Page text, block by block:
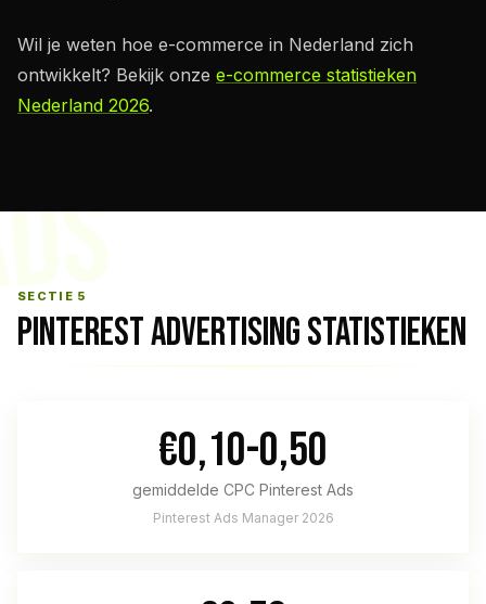
Wil je weten hoe e-commerce in Nederland zich
ontwikkelt? Bekijk onze e-commerce statistieken
Nederland 2026.
SECTIE 5
PINTEREST ADVERTISING STATISTIEKEN
€0,10-0,50
gemiddelde CPC Pinterest Ads
Pinterest Ads Manager 2026